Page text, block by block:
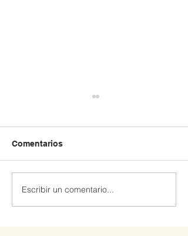
Extraescolar patinaje y
hockey línea 🏒🛼
Comentarios
Escribir un comentario...